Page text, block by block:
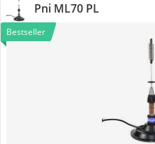
Pni ML70 PL
Bestseller